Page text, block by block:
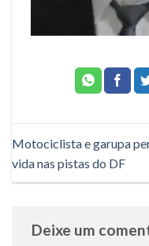
Motociclista e garupa
vida nas pistas do DF
Deixe um